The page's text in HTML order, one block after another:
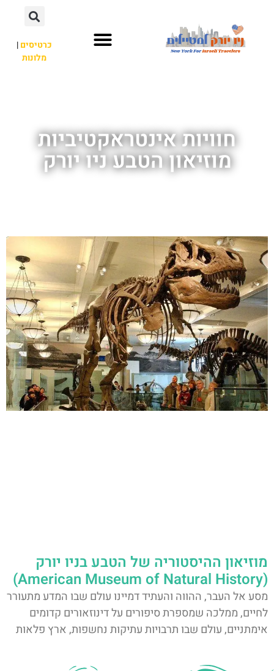
כרטיסים|
מלונות
חוויות אינטראקטיביות
מוזיאון הטבע ניו יורק
מוזיאון ההיסטוריה של הטבע בניו יורק
(American Museum of Natural History)
מסע אל העבר, ההווה והעתיד דמיינו עולם שבו המדע מתעורר
לחיים, ממלכה שמספרת סיפורים על דינוזאורים קדומים
אימתניים, עולם שבו תרבויות עתיקות נחשפות, ארץ פלאות